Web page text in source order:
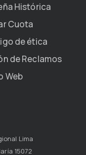
Histórica
Cuota
de ética
de Reclamos
Web
Lima
15072